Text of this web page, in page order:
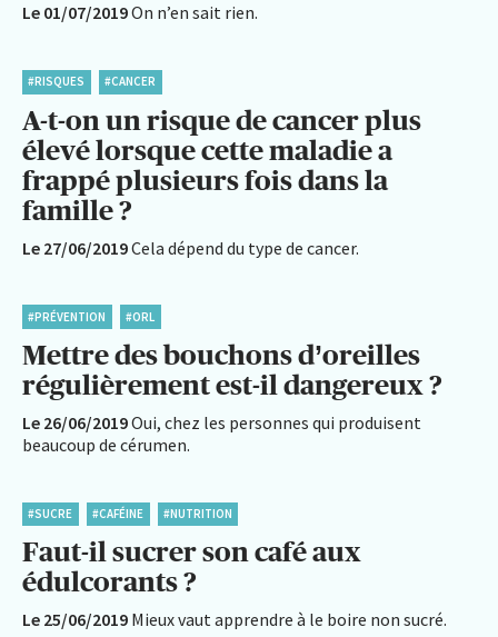
Le 01/07/2019On n’en sait rien.
#RISQUES #CANCER
A-t-on un risque de cancer plus
élevé lorsque cette maladie a
frappé plusieurs fois dans la
famille ?
Le 27/06/2019Cela dépend du type de cancer.
#PRÉVENTION #ORL
Mettre des bouchons d’oreilles
régulièrement est-il dangereux ?
Le 26/06/2019Oui, chez les personnes qui produisent
beaucoup de cérumen.
#SUCRE #CAFÉINE #NUTRITION
Faut-il sucrer son café aux
édulcorants ?
Le 25/06/2019 Mieux vaut apprendre à le boire non sucré.